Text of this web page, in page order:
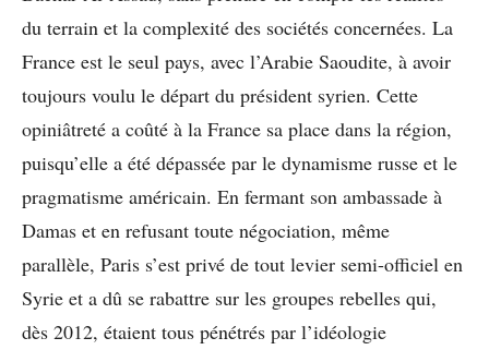
du terrain et la complexité des sociétés concernées. La
France est le seul pays, avec l’Arabie Saoudite, à avoir
toujours voulu le départ du président syrien. Cette
opiniâtreté a coûté à la France sa place dans la région,
puisqu’elle a été dépassée par le dynamisme russe et le
pragmatisme américain. En fermant son ambassade à
Damas et en refusant toute négociation, même
parallèle, Paris s’est privé de tout levier semi-officiel en
Syrie et a dû se rabattre sur les groupes rebelles qui,
dès 2012, étaient tous pénétrés par l’idéologie